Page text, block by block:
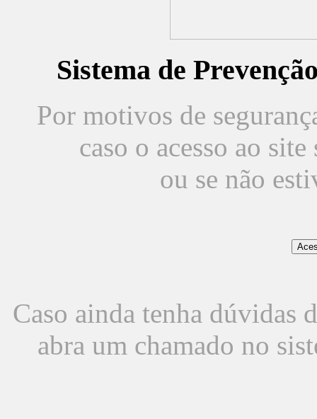
Sistema de
Por motivos de
caso o acesso ao
ou se não
Caso ainda tenha dúvidas
abra um chamado no